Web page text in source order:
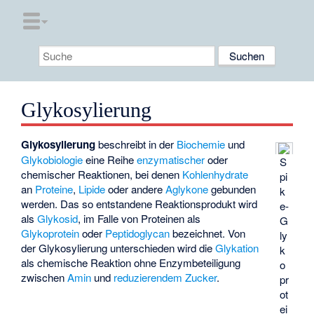
Glykosylierung
S
pi
k
e-
G
ly
k
o
pr
ot
ei
Glykosylierungbeschreibt in der Biochemie und
Glykobiologieeine Reiheenzymatischeroder
chemischer Reaktionen, bei denen Kohlenhydrate
an Proteine, Lipideoder andereAglykonegebunden
werden. Das so entstandene Reaktionsprodukt wird
alsGlykosid, im Falle von Proteinen als
Glykoproteinoder Peptidoglycanbezeichnet. Von
der Glykosylierung unterschieden wird dieGlykation
als chemische Reaktion ohne Enzymbeteiligung
zwischenAmin und reduzierendem Zucker.